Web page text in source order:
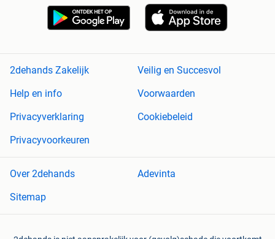
2dehands Zakelijk
Veilig en Succesvol
Help en info
Voorwaarden
Privacyverklaring
Cookiebeleid
Privacyvoorkeuren
Over 2dehands
Adevinta
Sitemap